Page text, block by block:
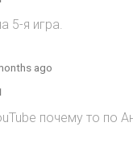
5-я игра.
ago
почему то по